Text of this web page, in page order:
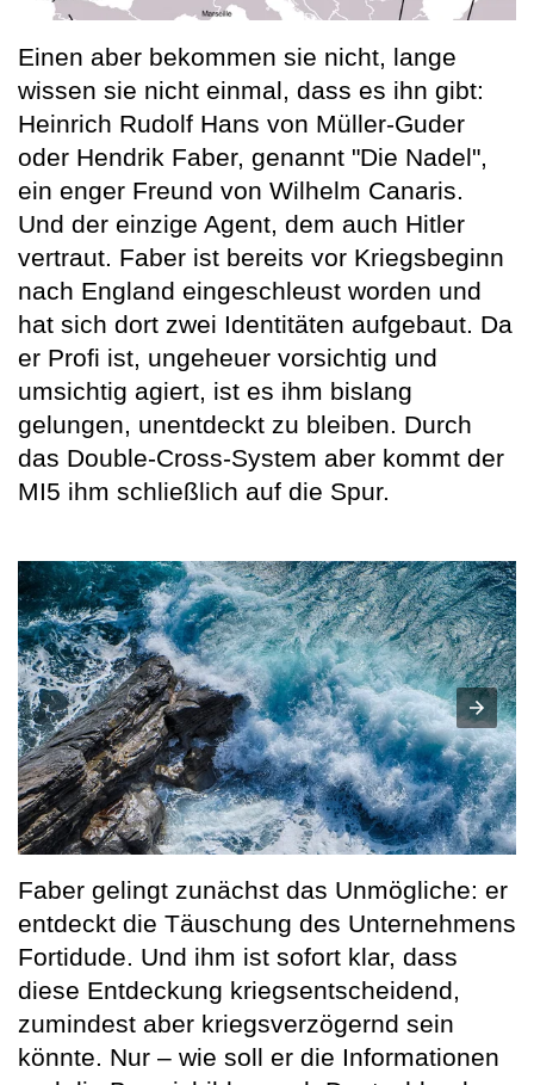
Einen aber bekommen sie nicht, lange
wissen sie nicht einmal, dass es ihn gibt:
Heinrich Rudolf Hans von Müller-Guder
oder Hendrik Faber, genannt "Die Nadel",
ein enger Freund von Wilhelm Canaris.
Und der einzige Agent, dem auch Hitler
vertraut. Faber ist bereits vor Kriegsbeginn
nach England eingeschleust worden und
hat sich dort zwei Identitäten aufgebaut. Da
er Profi ist, ungeheuer vorsichtig und
umsichtig agiert, ist es ihm bislang
gelungen, unentdeckt zu bleiben. Durch
das Double-Cross-System aber kommt der
MI5 ihm schließlich auf die Spur.
Faber gelingt zunächst das Unmögliche: er
entdeckt die Täuschung des Unternehmens
Fortidude. Und ihm ist sofort klar, dass
diese Entdeckung kriegsentscheidend,
zumindest aber kriegsverzögernd sein
könnte. Nur – wie soll er die Informationen